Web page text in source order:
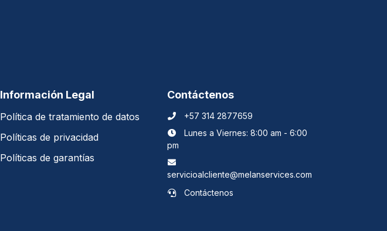
Información Legal
Política de tratamiento de datos
Políticas de privacidad
Políticas de garantías
Contáctenos
+57 314 2877659
Lunes a Viernes: 8:00 am - 6:00
pm
servicioalcliente@melanservices.com
Contáctenos